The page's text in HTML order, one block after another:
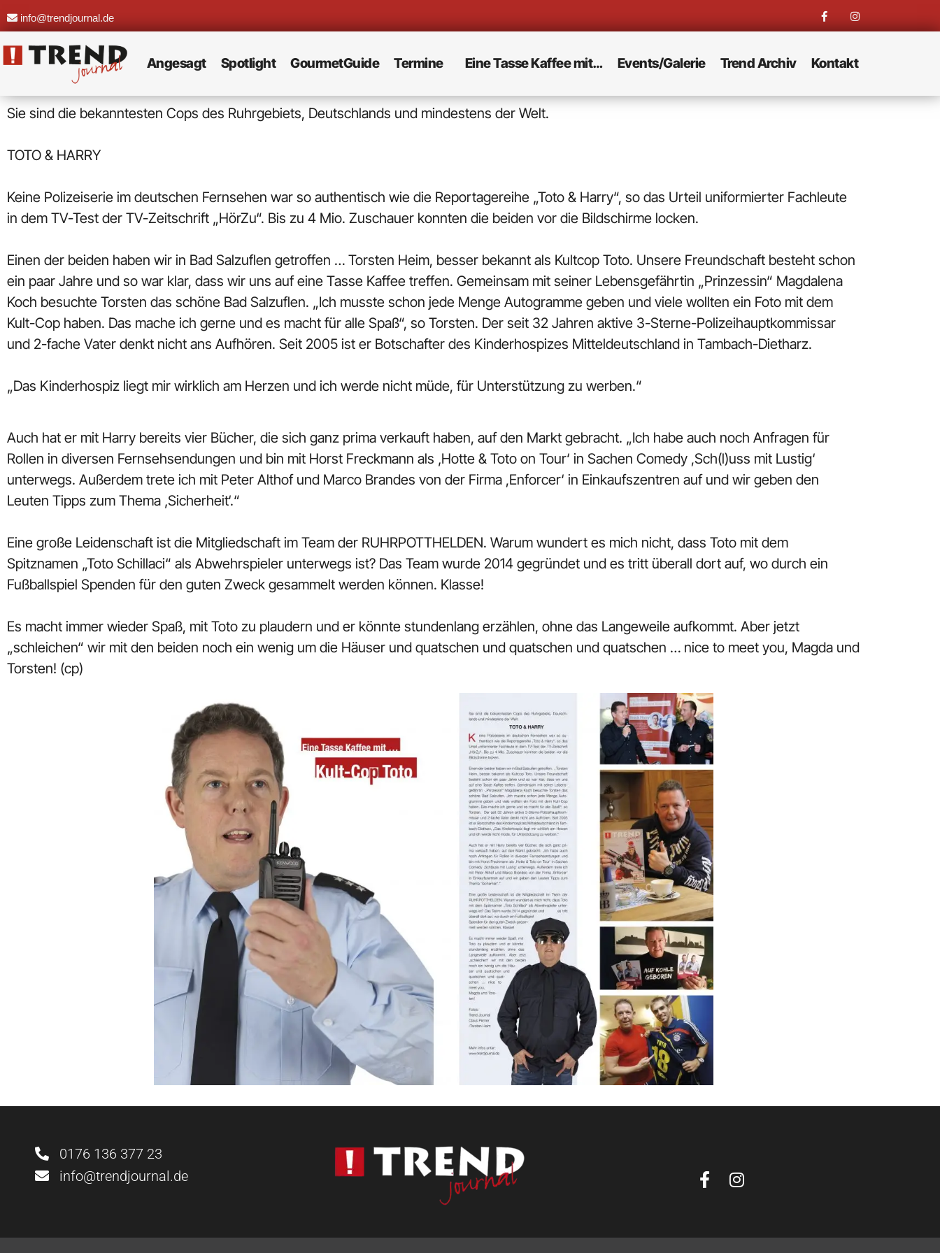
info@trendjournal.de
Angesagt Spotlight GourmetGuide Termine Eine Tasse Kaffee mit… Events/Galerie Trend Archiv Kontakt
Sie sind die bekanntesten Cops des Ruhrgebiets, Deutschlands und mindestens der Welt.
TOTO & HARRY
Keine Polizeiserie im deutschen Fernsehen war so authentisch wie die Reportagereihe „Toto & Harry“, so das Urteil uniformierter Fachleute
in dem TV-Test der TV-Zeitschrift „HörZu“. Bis zu 4 Mio. Zuschauer konnten die beiden vor die Bildschirme locken.
Einen der beiden haben wir in Bad Salzuflen getroffen … Torsten Heim, besser bekannt als Kultcop Toto. Unsere Freundschaft besteht schon
ein paar Jahre und so war klar, dass wir uns auf eine Tasse Kaffee treffen. Gemeinsam mit seiner Lebensgefährtin „Prinzessin“ Magdalena
Koch besuchte Torsten das schöne Bad Salzuflen. „Ich musste schon jede Menge Autogramme geben und viele wollten ein Foto mit dem
Kult-Cop haben. Das mache ich gerne und es macht für alle Spaß“, so Torsten. Der seit 32 Jahren aktive 3-Sterne-Polizeihauptkommissar
und 2-fache Vater denkt nicht ans Aufhören. Seit 2005 ist er Botschafter des Kinderhospizes Mitteldeutschland in Tambach-Dietharz.
„Das Kinderhospiz liegt mir wirklich am Herzen und ich werde nicht müde, für Unterstützung zu werben.“
Auch hat er mit Harry bereits vier Bücher, die sich ganz prima verkauft haben, auf den Markt gebracht. „Ich habe auch noch Anfragen für
Rollen in diversen Fernsehsendungen und bin mit Horst Freckmann als ‚Hotte & Toto on Tour‘ in Sachen Comedy ,Sch(l)uss mit Lustig‘
unterwegs. Außerdem trete ich mit Peter Althof und Marco Brandes von der Firma ,Enforcer‘ in Einkaufszentren auf und wir geben den
Leuten Tipps zum Thema ‚Sicherheit‘.“
Eine große Leidenschaft ist die Mitgliedschaft im Team der RUHRPOTTHELDEN. Warum wundert es mich nicht, dass Toto mit dem
Spitznamen „Toto Schillaci“ als Abwehrspieler unterwegs ist? Das Team wurde 2014 gegründet und es tritt überall dort auf, wo durch ein
Fußballspiel Spenden für den guten Zweck gesammelt werden können. Klasse!
Es macht immer wieder Spaß, mit Toto zu plaudern und er könnte stundenlang erzählen, ohne das Langeweile aufkommt. Aber jetzt
„schleichen“ wir mit den beiden noch ein wenig um die Häuser und quatschen und quatschen und quatschen … nice to meet you, Magda und
Torsten! (cp)
0176 136 377 23
info@trendjournal.de